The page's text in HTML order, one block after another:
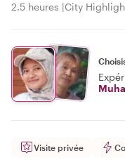
2.5 heures City
Visite privée